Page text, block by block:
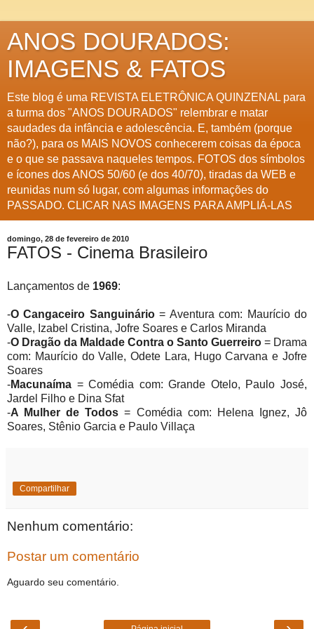
ANOS DOURADOS:
IMAGENS & FATOS
Este blog é uma REVISTA ELETRÔNICA QUINZENAL para
a turma dos "ANOS DOURADOS" relembrar e matar
saudades da infância e adolescência. E, também (porque
não?), para os MAIS NOVOS conhecerem coisas da época
e o que se passava naqueles tempos. FOTOS dos símbolos
e ícones dos ANOS 50/60 (e dos 40/70), tiradas da WEB e
reunidas num só lugar, com algumas informações do
PASSADO. CLICAR NAS IMAGENS PARA AMPLIÁ-LAS
domingo, 28 de fevereiro de 2010
FATOS - Cinema Brasileiro
Lançamentos de 1969:
-O Cangaceiro Sanguinário= Aventura com: Maurício do
Valle, Izabel Cristina, Jofre Soares e Carlos Miranda
-O Dragão da Maldade Contra o Santo Guerreiro = Drama
com: Maurício do Valle, Odete Lara, Hugo Carvana e Jofre
Soares
-Macunaíma = Comédia com: Grande Otelo, Paulo José,
Jardel Filho e Dina Sfat
-A Mulher de Todos = Comédia com: Helena Ignez, Jô
Soares, Stênio Garcia e Paulo Villaça
Compartilhar
Nenhum comentário:
Postar um comentário
Aguardo seu comentário.